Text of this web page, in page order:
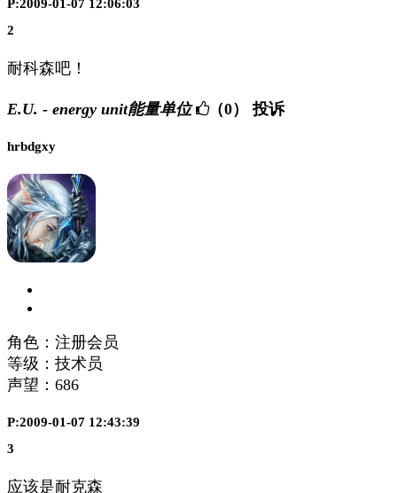
P:2009-01-07 12:06:03
2
耐科森吧！
E.U. - energy unit能量单位 （0） 投诉
hrbdgxy
角色：注册会员
等级：技术员
声望： 686
P:2009-01-07 12:43:39
3
应该是耐克森